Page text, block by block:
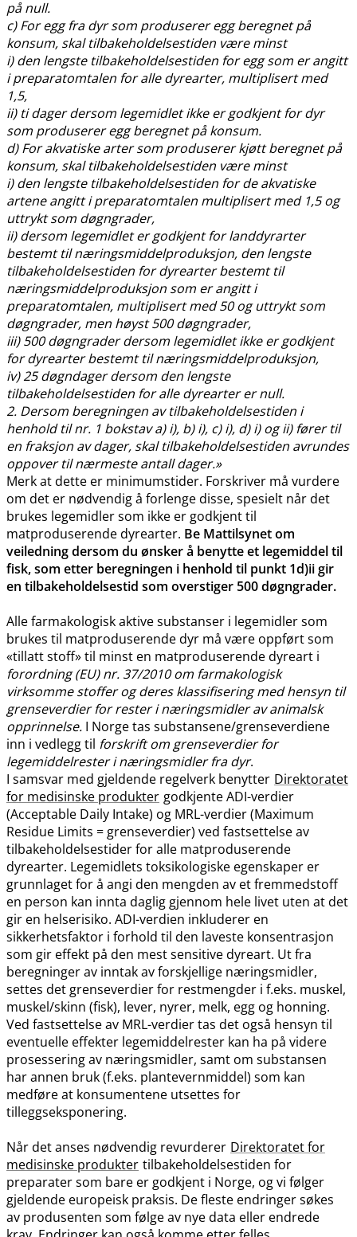
på null.
c) For egg fra dyr som produserer egg beregnet på
konsum, skal tilbakeholdelsestiden være minst
i) den lengste tilbakeholdelsestiden for egg som er angitt
i preparatomtalen for alle dyrearter, multiplisert med
1,5,
ii) ti dager dersom legemidlet ikke er godkjent for dyr
som produserer egg beregnet på konsum.
d) For akvatiske arter som produserer kjøtt beregnet på
konsum, skal tilbakeholdelsestiden være minst
i) den lengste tilbakeholdelsestiden for de akvatiske
artene angitt i preparatomtalen multiplisert med 1,5 og
uttrykt som døgngrader,
ii) dersom legemidlet er godkjent for landdyrarter
bestemt til næringsmiddelproduksjon, den lengste
tilbakeholdelsestiden for dyrearter bestemt til
næringsmiddelproduksjon som er angitt i
preparatomtalen, multiplisert med 50 og uttrykt som
døgngrader, men høyst 500 døgngrader,
iii) 500 døgngrader dersom legemidlet ikke er godkjent
for dyrearter bestemt til næringsmiddelproduksjon,
iv) 25 døgndager dersom den lengste
tilbakeholdelsestiden for alle dyrearter er null.
2. Dersom beregningen av tilbakeholdelsestiden i
henhold til nr. 1 bokstav a) i), b) i), c) i), d) i) og ii) fører til
en fraksjon av dager, skal tilbakeholdelsestiden avrundes
oppover til nærmeste antall dager.»
Merk at dette er minimumstider. Forskriver må vurdere
om det er nødvendig å forlenge disse, spesielt når det
brukes legemidler som ikke er godkjent til
matproduserende dyrearter. Be Mattilsynet om
veiledning dersom du ønsker å benytte et legemiddel til
fisk, som etter beregningen i henhold til punkt 1d)ii gir
en tilbakeholdelsestid som overstiger 500 døgngrader.
Alle farmakologisk aktive substanser i legemidler som
brukes til matproduserende dyr må være oppført som
«tillatt stoff» til minst en matproduserende dyreart i
forordning (EU) nr. 37/2010 om farmakologisk
virksomme stoffer og deres klassifisering med hensyn til
grenseverdier for rester i næringsmidler av animalsk
opprinnelse. I Norge tas substansene​/​grenseverdiene
inn i vedlegg til forskrift om grenseverdier for
legemiddelrester i næringsmidler fra dyr.
I samsvar med gjeldende regelverk benytter Direktoratet
for medisinske produkter godkjente ADI-verdier
(Acceptable Daily Intake) og MRL-verdier (Maximum
Residue Limits = grenseverdier) ved fastsettelse av
tilbakeholdelsestider for alle matproduserende
dyrearter. Legemidlets toksikologiske egenskaper er
grunnlaget for å angi den mengden av et fremmedstoff
en person kan innta daglig gjennom hele livet uten at det
gir en helserisiko. ADI-verdien inkluderer en
sikkerhetsfaktor i forhold til den laveste konsentrasjon
som gir effekt på den mest sensitive dyreart. Ut fra
beregninger av inntak av forskjellige næringsmidler,
settes det grenseverdier for restmengder i f.eks. muskel,
muskel​/​skinn (fisk), lever, nyrer, melk, egg og honning.
Ved fastsettelse av MRL-verdier tas det også hensyn til
eventuelle effekter legemiddelrester kan ha på videre
prosessering av næringsmidler, samt om substansen
har annen bruk (f.eks. plantevernmiddel) som kan
medføre at konsumentene utsettes for
tilleggseksponering.
Når det anses nødvendig revurderer Direktoratet for
medisinske produkter tilbakeholdelsestiden for
preparater som bare er godkjent i Norge, og vi følger
gjeldende europeisk praksis. De fleste endringer søkes
av produsenten som følge av nye data eller endrede